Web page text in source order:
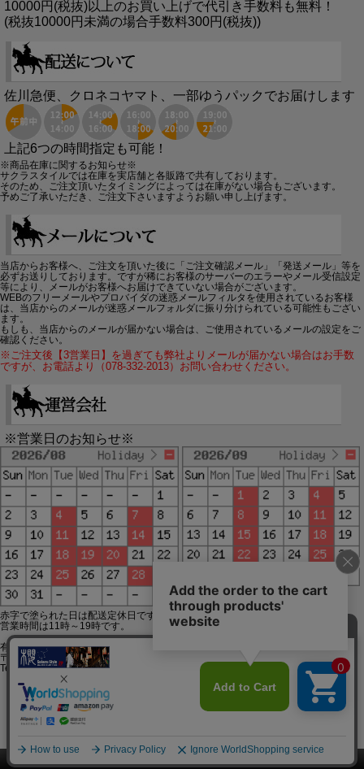
10000円(税抜)以上のお買い上げで代引き手数料も無料！
(税抜10000円未満の場合手数料300円(税抜))
佐川急便、クロネコヤマト、一部ゆうパックでお届けします
上記6つの時間指定も可能！
※商品在庫に関するお知らせ※
サクラスタイルでは在庫を実店舗と各販路で共有しております。
そのため、ご注文頂いたタイミングによっては在庫がない場合もございます。
予めご了承いただき、ご注文下さいますようお願い申し上げます。
当店からお客様へ、ご注文を頂いた後に「ご注文確認メール」「発送メール」等を
必ずお送りしております。ですが稀にお客様のサーバーのエラーやメール受信設定
等により、メールがお客様へお届けできていない場合がございます。
WEBのフリーメールやプロバイダの迷惑メールフィルタを使用されているお客様
は、当店からのメールが迷惑メールフォルダに振り分けられている可能性もござい
ます。
もしも、当店からのメールが届かない場合は、ご使用されているメールの設定をご
確認ください。
※ご注文後【3営業日】を過ぎても弊社よりメールが届かない場合はお手数
ですが、お電話より（078-332-2013）お問い合わせください。
※営業日のお知らせ※
赤字で塗られた日は配送定休日です。
営業時間は11時～19時です。
有限会社ジップジップ SakuraStyle通販事業部
〒650-0021 神戸市中央区三宮町3-9-19イトウビル1,4F
Tel:078-332-2013 FAX:078-333-6644
SSL/TLSとは?
このページをPC用に切り替え